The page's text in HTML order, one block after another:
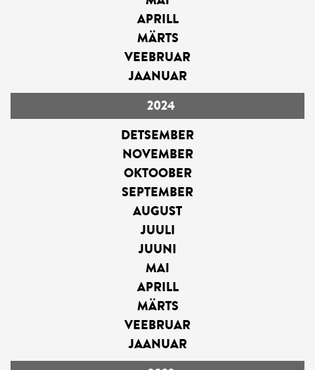
APRILL
MÄRTS
VEEBRUAR
JAANUAR
2024
DETSEMBER
NOVEMBER
OKTOOBER
SEPTEMBER
AUGUST
JUULI
JUUNI
MAI
APRILL
MÄRTS
VEEBRUAR
JAANUAR